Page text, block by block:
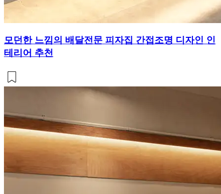
모던한 느낌의 배달전문 피자집 간접조명 디자인 인
테리어 추천